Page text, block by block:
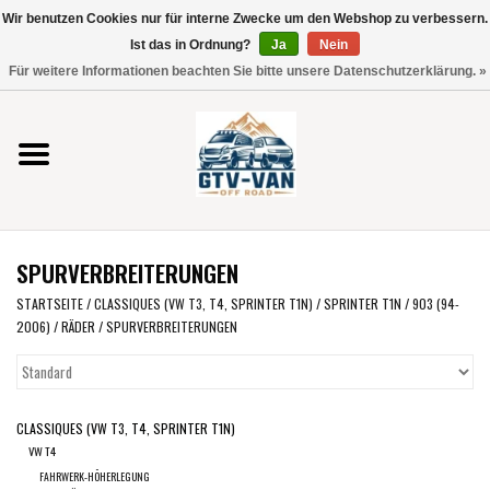
Verwende
die
nach
oben
und
unten,
Ergebnis
Vito / V-Klasse 447
Viano /Vito 639
VW T7 2025
VW CRAFTER / MAN TGE
SPURVERBREITERUNGEN
STARTSEITE/CLASSIQUES (VW T3, T4, SPRINTER T1N) /SPRINTER T1N / 903 (94-
2006) /RÄDER /SPURVERBREITERUNGEN
CLASSIQUES (VW T3, T4, SPRINTER T1N)
VW T4
FAHRWERK-HÖHERLEGUNG
Wir benutzen Cookies nur für interne Zwecke um den Webshop zu verbessern.
Ist das in Ordnung?
Ja
Nein
Für weitere Informationen beachten Sie bitte unsere Datenschutzerklärung. »